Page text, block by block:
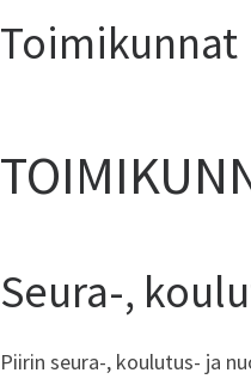
Toimikunnat
Seura-,
Piirin seura-, koulutus- ja